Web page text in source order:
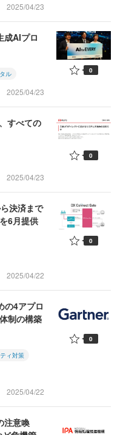
2025/04/23
成AIプロ
ル
2025/04/23
0
すべての
2025/04/23
0
決済まで
6月提供
2025/04/22
0
の4アプロ
制の構築
ィ対策
2025/04/22
0
注意喚